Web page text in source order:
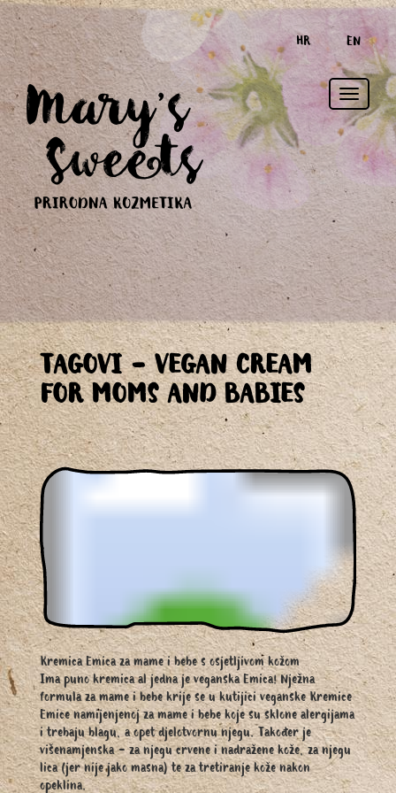
HR EN
Toggle
TAGOVI - VEGAN CREAM
FOR MOMS AND BABIES
Kremica Emica za mame i bebe s osjetljivom kožom
Ima puno kremica al jedna je veganska Emica! Nježna
formula za mame i bebe krije se u kutijici veganske Kremice
Emice namijenjenoj za mame i bebe koje su sklone alergijama
i trebaju blagu, a opet djelotvornu njegu. Također je
višenamjenska - za njegu crvene i nadražene kože, za njegu
lica (jer nije jako masna) te za tretiranje kože nakon
opeklina.